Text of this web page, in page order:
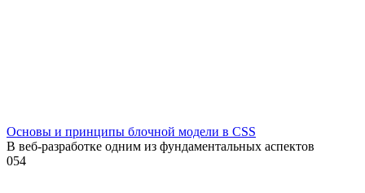
Основы и принципы блочной модели в CSS
В веб-разработке одним из фундаментальных аспектов
054